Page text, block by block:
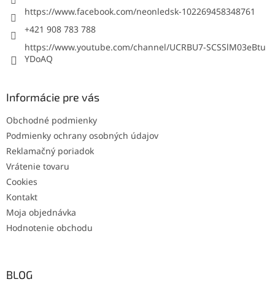
https://www.facebook.com/neonledsk-102269458348761
+421 908 783 788
https://www.youtube.com/channel/UCRBU7-SCSSlM03eBtu
YDoAQ
Informácie pre vás
Obchodné podmienky
Podmienky ochrany osobných údajov
Reklamačný poriadok
Vrátenie tovaru
Cookies
Kontakt
Moja objednávka
Hodnotenie obchodu
BLOG